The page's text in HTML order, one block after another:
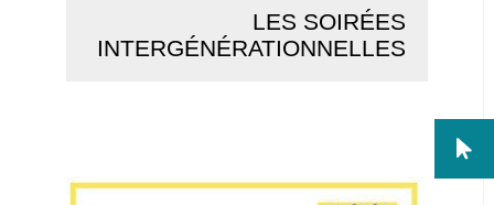
LES SOIRÉES
INTERGÉNÉRATIONNELLES